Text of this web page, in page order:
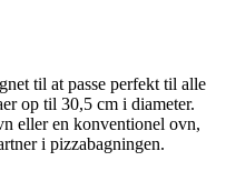
til at passe perfekt til alle
op til 30,5 cm i diameter.
eller en konventionel ovn,
i pizzabagningen.